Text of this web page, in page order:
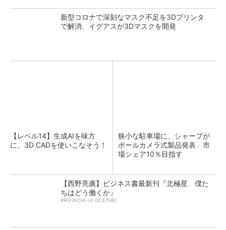
新型コロナで深刻なマスク不足を3Dプリンタ
で解消、イグアスが3Dマスクを開発
【レベル14】生成AIを味方
に、3D CADを使いこなそう！
狭小な駐車場に、シャープが
ポールカメラ式製品発表 市
場シェア10％目指す
【西野亮廣】ビジネス書最新刊『北極星 僕た
ちはどう働くか』
PR(FINCHI on GOETHE)